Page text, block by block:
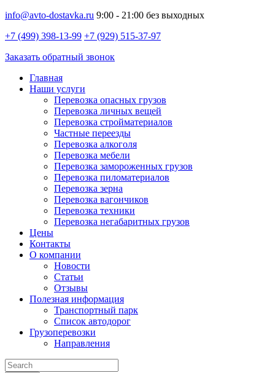
info@avto-dostavka.ru 9:00 - 21:00 без выходных
+7 (499) 398-13-99 +7 (929) 515-37-97
Заказать обратный звонок
Главная
Наши услуги
Перевозка опасных грузов
Перевозка личных вещей
Перевозка стройматериалов
Частные переезды
Перевозка алкоголя
Перевозка мебели
Перевозка замороженных грузов
Перевозка пиломатериалов
Перевозка зерна
Перевозка вагончиков
Перевозка техники
Перевозка негабаритных грузов
Цены
Контакты
О компании
Новости
Статьи
Отзывы
Полезная информация
Транспортный парк
Список автодорог
Грузоперевозки
Направления